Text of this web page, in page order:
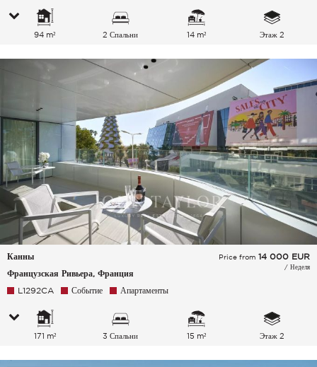
94 m² 2 Спальни 14 m² Этаж 2
Канны
Французская Ривьера, Франция
Price from 14 000 EUR
/ Неделя
L1292CA Событие Апартаменты
171 m² 3 Спальни 15 m² Этаж 2